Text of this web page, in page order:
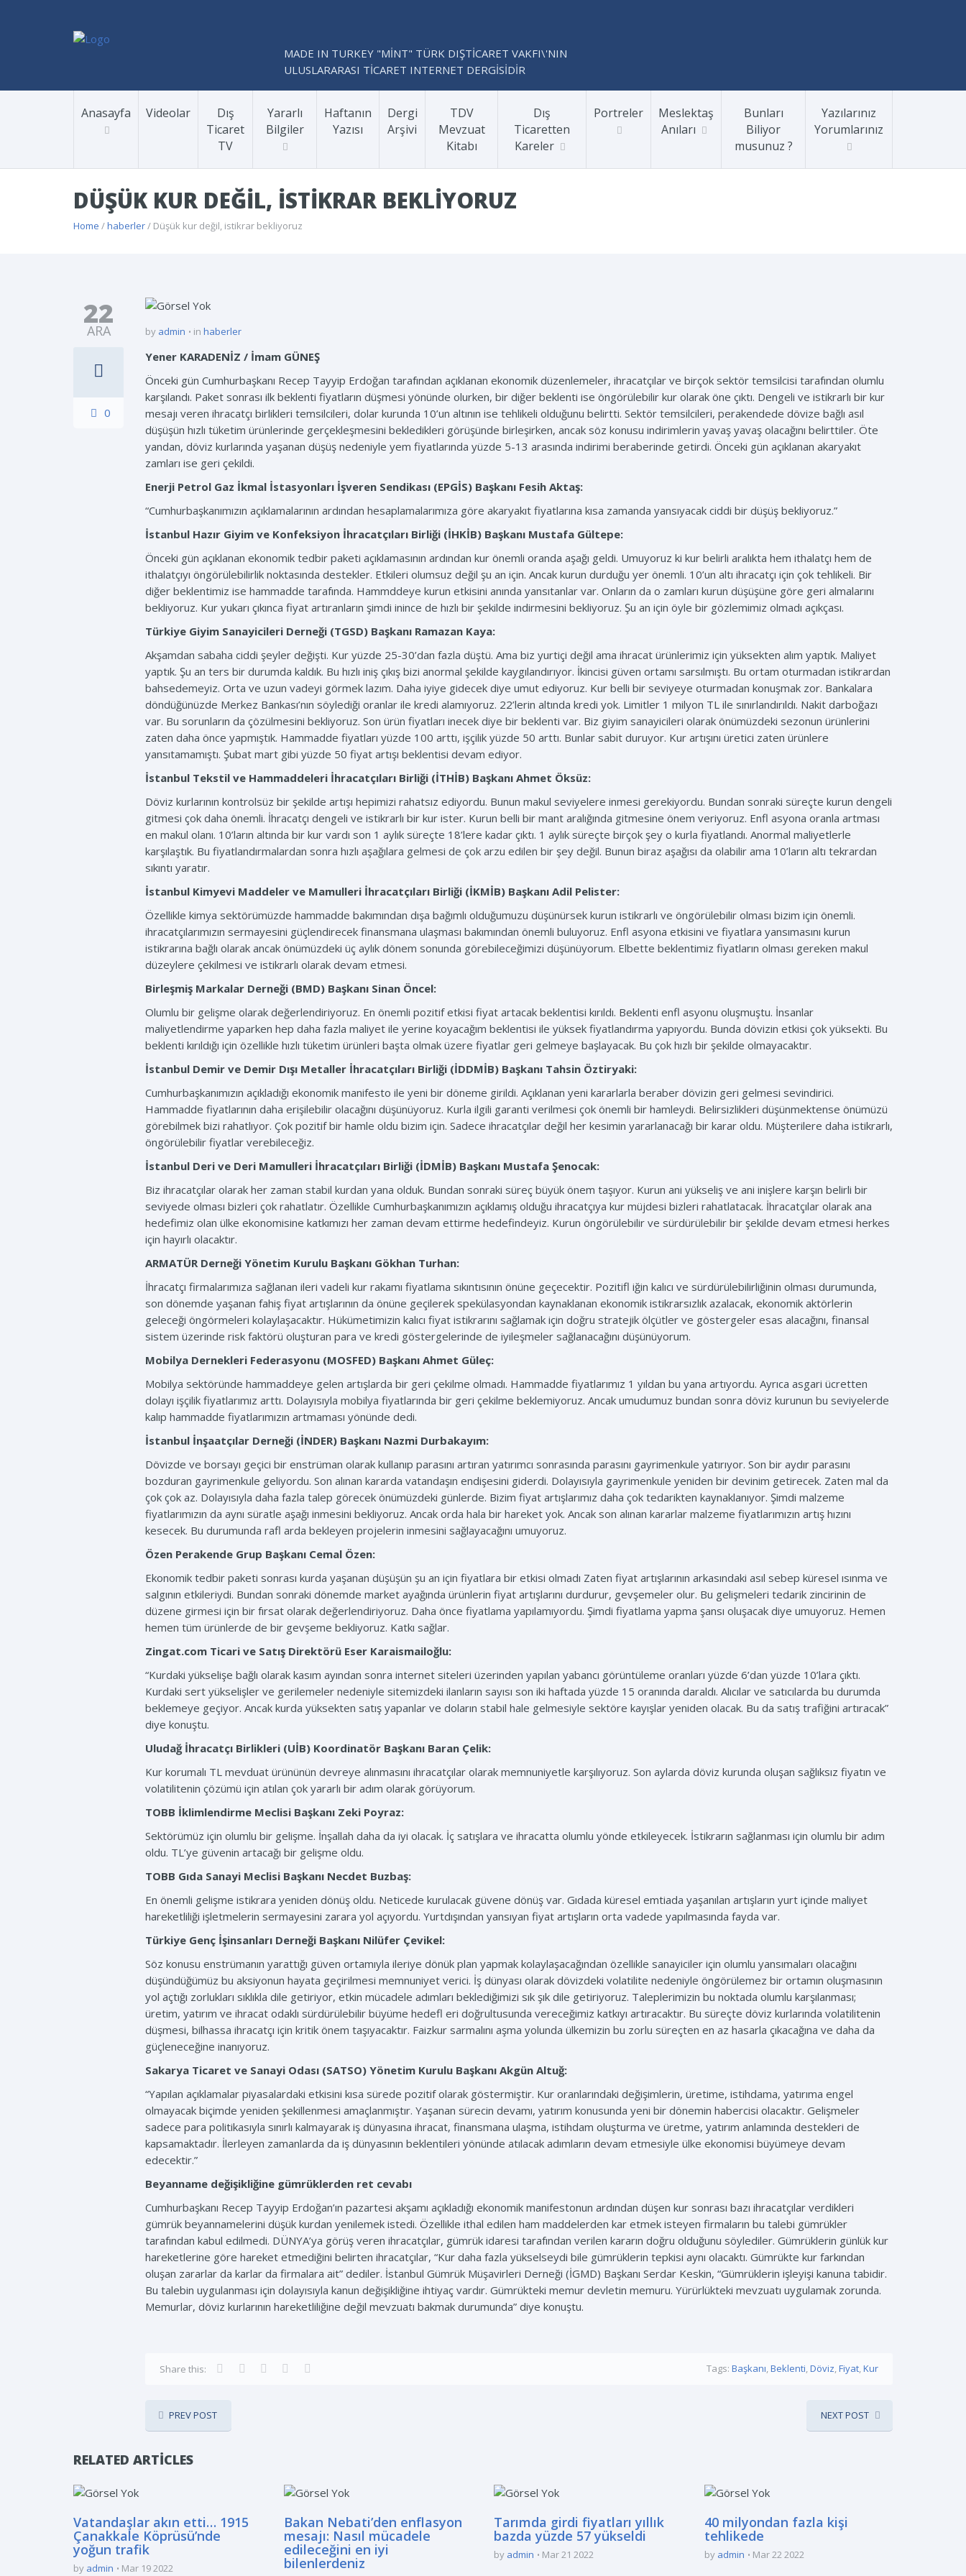
MADE IN TURKEY "MİNT" TÜRK DIŞTİCARET VAKFI\'NIN
ULUSLARARASI TİCARET INTERNET DERGİSİDİR
Anasayfa Videolar
Dış
Ticaret
TV
Yararlı
Bilgiler
Haftanın
Yazısı
Dergi
Arşivi
TDV
Mevzuat
Kitabı
Dış
Ticaretten
Kareler
Portreler
Meslektaş
Anıları
Bunları
Biliyor
musunuz ?
Yazılarınız
Yorumlarınız
DÜŞÜK KUR DEĞIL, ISTIKRAR BEKLIYORUZ
Home /haberler/ Düşük kur değil, istikrar bekliyoruz
22
ARA
0
by admin in haberler
Yener KARADENİZ / İmam GÜNEŞ
Önceki gün Cumhurbaşkanı Recep Tayyip Erdoğan tarafından açıklanan ekonomik düzenlemeler, ihracatçılar ve birçok sektör temsilcisi tarafından olumlu
karşılandı. Paket sonrası ilk beklenti fiyatların düşmesi yönünde olurken, bir diğer beklenti ise öngörülebilir kur olarak öne çıktı. Dengeli ve istikrarlı bir kur
mesajı veren ihracatçı birlikleri temsilcileri, dolar kurunda 10’un altının ise tehlikeli olduğunu belirtti. Sektör temsilcileri, perakendede dövize bağlı asıl
düşüşün hızlı tüketim ürünlerinde gerçekleşmesini bekledikleri görüşünde birleşirken, ancak söz konusu indirimlerin yavaş yavaş olacağını belirttiler. Öte
yandan, döviz kurlarında yaşanan düşüş nedeniyle yem fiyatlarında yüzde 5-13 arasında indirimi beraberinde getirdi. Önceki gün açıklanan akaryakıt
zamları ise geri çekildi.
Enerji Petrol Gaz İkmal İstasyonları İşveren Sendikası (EPGİS) Başkanı Fesih Aktaş:
“Cumhurbaşkanımızın açıklamalarının ardından hesaplamalarımıza göre akaryakıt fiyatlarına kısa zamanda yansıyacak ciddi bir düşüş bekliyoruz.”
İstanbul Hazır Giyim ve Konfeksiyon İhracatçıları Birliği (İHKİB) Başkanı Mustafa Gültepe:
Önceki gün açıklanan ekonomik tedbir paketi açıklamasının ardından kur önemli oranda aşağı geldi. Umuyoruz ki kur belirli aralıkta hem ithalatçı hem de
ithalatçıyı öngörülebilirlik noktasında destekler. Etkileri olumsuz değil şu an için. Ancak kurun durduğu yer önemli. 10’un altı ihracatçı için çok tehlikeli. Bir
diğer beklentimiz ise hammadde tarafında. Hammddeye kurun etkisini anında yansıtanlar var. Onların da o zamları kurun düşüşüne göre geri almalarını
bekliyoruz. Kur yukarı çıkınca fiyat artıranların şimdi inince de hızlı bir şekilde indirmesini bekliyoruz. Şu an için öyle bir gözlemimiz olmadı açıkçası.
Türkiye Giyim Sanayicileri Derneği (TGSD) Başkanı Ramazan Kaya:
Akşamdan sabaha ciddi şeyler değişti. Kur yüzde 25-30’dan fazla düştü. Ama biz yurtiçi değil ama ihracat ürünlerimiz için yüksekten alım yaptık. Maliyet
yaptık. Şu an ters bir durumda kaldık. Bu hızlı iniş çıkış bizi anormal şekilde kaygılandırıyor. İkincisi güven ortamı sarsılmıştı. Bu ortam oturmadan istikrardan
bahsedemeyiz. Orta ve uzun vadeyi görmek lazım. Daha iyiye gidecek diye umut ediyoruz. Kur belli bir seviyeye oturmadan konuşmak zor. Bankalara
döndüğünüzde Merkez Bankası’nın söylediği oranlar ile kredi alamıyoruz. 22’lerin altında kredi yok. Limitler 1 milyon TL ile sınırlandırıldı. Nakit darboğazı
var. Bu sorunların da çözülmesini bekliyoruz. Son ürün fiyatları inecek diye bir beklenti var. Biz giyim sanayicileri olarak önümüzdeki sezonun ürünlerini
zaten daha önce yapmıştık. Hammadde fiyatları yüzde 100 arttı, işçilik yüzde 50 arttı. Bunlar sabit duruyor. Kur artışını üretici zaten ürünlere
yansıtamamıştı. Şubat mart gibi yüzde 50 fiyat artışı beklentisi devam ediyor.
İstanbul Tekstil ve Hammaddeleri İhracatçıları Birliği (İTHİB) Başkanı Ahmet Öksüz:
Döviz kurlarının kontrolsüz bir şekilde artışı hepimizi rahatsız ediyordu. Bunun makul seviyelere inmesi gerekiyordu. Bundan sonraki süreçte kurun dengeli
gitmesi çok daha önemli. İhracatçı dengeli ve istikrarlı bir kur ister. Kurun belli bir mant aralığında gitmesine önem veriyoruz. Enfl asyona oranla artması
en makul olanı. 10’ların altında bir kur vardı son 1 aylık süreçte 18’lere kadar çıktı. 1 aylık süreçte birçok şey o kurla fiyatlandı. Anormal maliyetlerle
karşılaştık. Bu fiyatlandırmalardan sonra hızlı aşağılara gelmesi de çok arzu edilen bir şey değil. Bunun biraz aşağısı da olabilir ama 10’ların altı tekrardan
sıkıntı yaratır.
İstanbul Kimyevi Maddeler ve Mamulleri İhracatçıları Birliği (İKMİB) Başkanı Adil Pelister:
Özellikle kimya sektörümüzde hammadde bakımından dışa bağımlı olduğumuzu düşünürsek kurun istikrarlı ve öngörülebilir olması bizim için önemli.
ihracatçılarımızın sermayesini güçlendirecek finansmana ulaşması bakımından önemli buluyoruz. Enfl asyona etkisini ve fiyatlara yansımasını kurun
istikrarına bağlı olarak ancak önümüzdeki üç aylık dönem sonunda görebileceğimizi düşünüyorum. Elbette beklentimiz fiyatların olması gereken makul
düzeylere çekilmesi ve istikrarlı olarak devam etmesi.
Birleşmiş Markalar Derneği (BMD) Başkanı Sinan Öncel:
Olumlu bir gelişme olarak değerlendiriyoruz. En önemli pozitif etkisi fiyat artacak beklentisi kırıldı. Beklenti enfl asyonu oluşmuştu. İnsanlar
maliyetlendirme yaparken hep daha fazla maliyet ile yerine koyacağım beklentisi ile yüksek fiyatlandırma yapıyordu. Bunda dövizin etkisi çok yüksekti. Bu
beklenti kırıldığı için özellikle hızlı tüketim ürünleri başta olmak üzere fiyatlar geri gelmeye başlayacak. Bu çok hızlı bir şekilde olmayacaktır.
İstanbul Demir ve Demir Dışı Metaller İhracatçıları Birliği (İDDMİB) Başkanı Tahsin Öztiryaki:
Cumhurbaşkanımızın açıkladığı ekonomik manifesto ile yeni bir döneme girildi. Açıklanan yeni kararlarla beraber dövizin geri gelmesi sevindirici.
Hammadde fiyatlarının daha erişilebilir olacağını düşünüyoruz. Kurla ilgili garanti verilmesi çok önemli bir hamleydi. Belirsizlikleri düşünmektense önümüzü
görebilmek bizi rahatlıyor. Çok pozitif bir hamle oldu bizim için. Sadece ihracatçılar değil her kesimin yararlanacağı bir karar oldu. Müşterilere daha istikrarlı,
öngörülebilir fiyatlar verebileceğiz.
İstanbul Deri ve Deri Mamulleri İhracatçıları Birliği (İDMİB) Başkanı Mustafa Şenocak:
Biz ihracatçılar olarak her zaman stabil kurdan yana olduk. Bundan sonraki süreç büyük önem taşıyor. Kurun ani yükseliş ve ani inişlere karşın belirli bir
seviyede olması bizleri çok rahatlatır. Özellikle Cumhurbaşkanımızın açıklamış olduğu ihracatçıya kur müjdesi bizleri rahatlatacak. İhracatçılar olarak ana
hedefimiz olan ülke ekonomisine katkımızı her zaman devam ettirme hedefindeyiz. Kurun öngörülebilir ve sürdürülebilir bir şekilde devam etmesi herkes
için hayırlı olacaktır.
ARMATÜR Derneği Yönetim Kurulu Başkanı Gökhan Turhan:
İhracatçı firmalarımıza sağlanan ileri vadeli kur rakamı fiyatlama sıkıntısının önüne geçecektir. Pozitifl iğin kalıcı ve sürdürülebilirliğinin olması durumunda,
son dönemde yaşanan fahiş fiyat artışlarının da önüne geçilerek spekülasyondan kaynaklanan ekonomik istikrarsızlık azalacak, ekonomik aktörlerin
geleceği öngörmeleri kolaylaşacaktır. Hükümetimizin kalıcı fiyat istikrarını sağlamak için doğru stratejik ölçütler ve göstergeler esas alacağını, finansal
sistem üzerinde risk faktörü oluşturan para ve kredi göstergelerinde de iyileşmeler sağlanacağını düşünüyorum.
Mobilya Dernekleri Federasyonu (MOSFED) Başkanı Ahmet Güleç:
Mobilya sektöründe hammaddeye gelen artışlarda bir geri çekilme olmadı. Hammadde fiyatlarımız 1 yıldan bu yana artıyordu. Ayrıca asgari ücretten
dolayı işçilik fiyatlarımız arttı. Dolayısıyla mobilya fiyatlarında bir geri çekilme beklemiyoruz. Ancak umudumuz bundan sonra döviz kurunun bu seviyelerde
kalıp hammadde fiyatlarımızın artmaması yönünde dedi.
İstanbul İnşaatçılar Derneği (İNDER) Başkanı Nazmi Durbakayım:
Dövizde ve borsayı geçici bir enstrüman olarak kullanıp parasını artıran yatırımcı sonrasında parasını gayrimenkule yatırıyor. Son bir aydır parasını
bozduran gayrimenkule geliyordu. Son alınan kararda vatandaşın endişesini giderdi. Dolayısıyla gayrimenkule yeniden bir devinim getirecek. Zaten mal da
çok çok az. Dolayısıyla daha fazla talep görecek önümüzdeki günlerde. Bizim fiyat artışlarımız daha çok tedarikten kaynaklanıyor. Şimdi malzeme
fiyatlarımızın da aynı süratle aşağı inmesini bekliyoruz. Ancak orda hala bir hareket yok. Ancak son alınan kararlar malzeme fiyatlarımızın artış hızını
kesecek. Bu durumunda rafl arda bekleyen projelerin inmesini sağlayacağını umuyoruz.
Özen Perakende Grup Başkanı Cemal Özen:
Ekonomik tedbir paketi sonrası kurda yaşanan düşüşün şu an için fiyatlara bir etkisi olmadı Zaten fiyat artışlarının arkasındaki asıl sebep küresel ısınma ve
salgının etkileriydi. Bundan sonraki dönemde market ayağında ürünlerin fiyat artışlarını durdurur, gevşemeler olur. Bu gelişmeleri tedarik zincirinin de
düzene girmesi için bir fırsat olarak değerlendiriyoruz. Daha önce fiyatlama yapılamıyordu. Şimdi fiyatlama yapma şansı oluşacak diye umuyoruz. Hemen
hemen tüm ürünlerde de bir gevşeme bekliyoruz. Katkı sağlar.
Zingat.com Ticari ve Satış Direktörü Eser Karaismailoğlu:
“Kurdaki yükselişe bağlı olarak kasım ayından sonra internet siteleri üzerinden yapılan yabancı görüntüleme oranları yüzde 6’dan yüzde 10’lara çıktı.
Kurdaki sert yükselişler ve gerilemeler nedeniyle sitemizdeki ilanların sayısı son iki haftada yüzde 15 oranında daraldı. Alıcılar ve satıcılarda bu durumda
beklemeye geçiyor. Ancak kurda yüksekten satış yapanlar ve doların stabil hale gelmesiyle sektöre kayışlar yeniden olacak. Bu da satış trafiğini artıracak”
diye konuştu.
Uludağ İhracatçı Birlikleri (UİB) Koordinatör Başkanı Baran Çelik:
Kur korumalı TL mevduat ürününün devreye alınmasını ihracatçılar olarak memnuniyetle karşılıyoruz. Son aylarda döviz kurunda oluşan sağlıksız fiyatın ve
volatilitenin çözümü için atılan çok yararlı bir adım olarak görüyorum.
TOBB İklimlendirme Meclisi Başkanı Zeki Poyraz:
Sektörümüz için olumlu bir gelişme. İnşallah daha da iyi olacak. İç satışlara ve ihracatta olumlu yönde etkileyecek. İstikrarın sağlanması için olumlu bir adım
oldu. TL’ye güvenin artacağı bir gelişme oldu.
TOBB Gıda Sanayi Meclisi Başkanı Necdet Buzbaş:
En önemli gelişme istikrara yeniden dönüş oldu. Neticede kurulacak güvene dönüş var. Gıdada küresel emtiada yaşanılan artışların yurt içinde maliyet
hareketliliği işletmelerin sermayesini zarara yol açıyordu. Yurtdışından yansıyan fiyat artışların orta vadede yapılmasında fayda var.
Türkiye Genç İşinsanları Derneği Başkanı Nilüfer Çevikel:
Söz konusu enstrümanın yarattığı güven ortamıyla ileriye dönük plan yapmak kolaylaşacağından özellikle sanayiciler için olumlu yansımaları olacağını
düşündüğümüz bu aksiyonun hayata geçirilmesi memnuniyet verici. İş dünyası olarak dövizdeki volatilite nedeniyle öngörülemez bir ortamın oluşmasının
yol açtığı zorlukları sıklıkla dile getiriyor, etkin mücadele adımları beklediğimizi sık şık dile getiriyoruz. Taleplerimizin bu noktada olumlu karşılanması;
üretim, yatırım ve ihracat odaklı sürdürülebilir büyüme hedefl eri doğrultusunda vereceğimiz katkıyı artıracaktır. Bu süreçte döviz kurlarında volatilitenin
düşmesi, bilhassa ihracatçı için kritik önem taşıyacaktır. Faizkur sarmalını aşma yolunda ülkemizin bu zorlu süreçten en az hasarla çıkacağına ve daha da
güçleneceğine inanıyoruz.
Sakarya Ticaret ve Sanayi Odası (SATSO) Yönetim Kurulu Başkanı Akgün Altuğ:
“Yapılan açıklamalar piyasalardaki etkisini kısa sürede pozitif olarak göstermiştir. Kur oranlarındaki değişimlerin, üretime, istihdama, yatırıma engel
olmayacak biçimde yeniden şekillenmesi amaçlanmıştır. Yaşanan sürecin devamı, yatırım konusunda yeni bir dönemin habercisi olacaktır. Gelişmeler
sadece para politikasıyla sınırlı kalmayarak iş dünyasına ihracat, finansmana ulaşma, istihdam oluşturma ve üretme, yatırım anlamında destekleri de
kapsamaktadır. İlerleyen zamanlarda da iş dünyasının beklentileri yönünde atılacak adımların devam etmesiyle ülke ekonomisi büyümeye devam
edecektir.”
Beyanname değişikliğine gümrüklerden ret cevabı
Cumhurbaşkanı Recep Tayyip Erdoğan’ın pazartesi akşamı açıkladığı ekonomik manifestonun ardından düşen kur sonrası bazı ihracatçılar verdikleri
gümrük beyannamelerini düşük kurdan yenilemek istedi. Özellikle ithal edilen ham maddelerden kar etmek isteyen firmaların bu talebi gümrükler
tarafından kabul edilmedi. DÜNYA’ya görüş veren ihracatçılar, gümrük idaresi tarafından verilen kararın doğru olduğunu söylediler. Gümrüklerin günlük kur
hareketlerine göre hareket etmediğini belirten ihracatçılar, “Kur daha fazla yükselseydi bile gümrüklerin tepkisi aynı olacaktı. Gümrükte kur farkından
oluşan zararlar da karlar da firmalara ait” dediler. İstanbul Gümrük Müşavirleri Derneği (İGMD) Başkanı Serdar Keskin, “Gümrüklerin işleyişi kanuna tabidir.
Bu talebin uygulanması için dolayısıyla kanun değişikliğine ihtiyaç vardır. Gümrükteki memur devletin memuru. Yürürlükteki mevzuatı uygulamak zorunda.
Memurlar, döviz kurlarının hareketliliğine değil mevzuatı bakmak durumunda” diye konuştu.
Share this: Tags: Başkanı,Beklenti,Döviz,Fiyat,Kur
PREV POST NEXT POST
RELATED ARTICLES
Vatandaşlar akın etti… 1915
Çanakkale Köprüsü’nde
yoğun trafik
by admin Mar 19 2022
Bakan Nebati’den enflasyon
mesajı: Nasıl mücadele
edileceğini en iyi
bilenlerdeniz
Tarımda girdi fiyatları yıllık
bazda yüzde 57 yükseldi
by admin Mar 21 2022
40 milyondan fazla kişi
tehlikede
by admin Mar 22 2022